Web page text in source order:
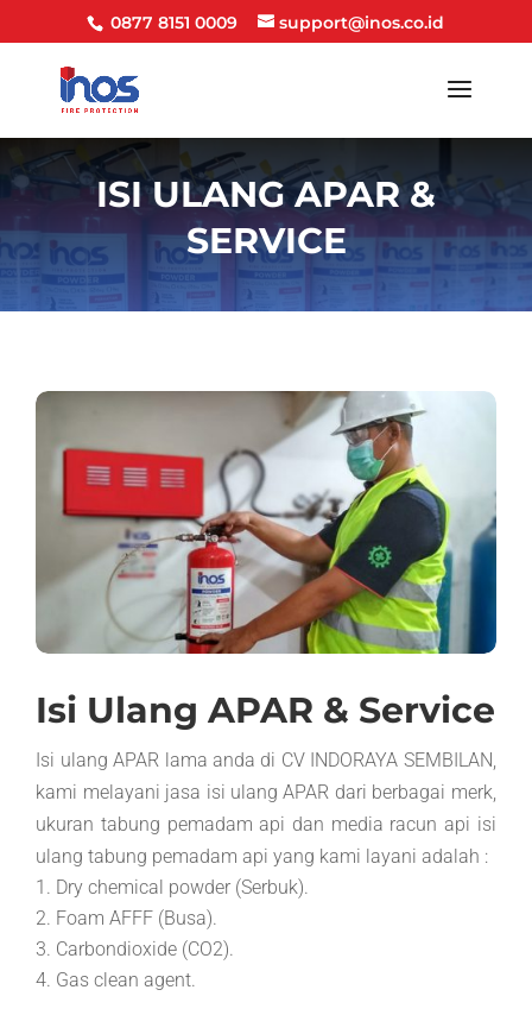
0877 8151 0009 support@inos.co.id
ISI ULANG APAR &
SERVICE
Isi Ulang APAR & Service
Isi ulang APAR lama anda di CV INDORAYA SEMBILAN,
kami melayani jasa isi ulang APAR dari berbagai merk,
ukuran tabung pemadam api dan media racun api isi
ulang tabung pemadam api yang kami layani adalah :
Dry chemical powder (Serbuk).
Foam AFFF (Busa).
Carbondioxide (CO2).
Gas clean agent.